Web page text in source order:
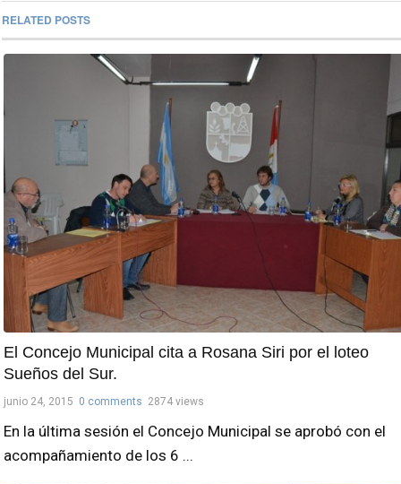
RELATED POSTS
El Concejo Municipal cita a Rosana Siri por el loteo
Sueños del Sur.
junio 24, 2015 0 comments 2874 views
En la última sesión el Concejo Municipal se aprobó con el
acompañamiento de los 6 ...